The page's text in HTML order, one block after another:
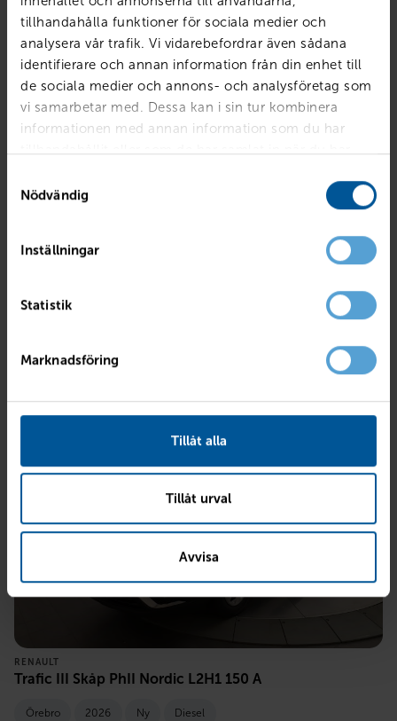
tillhandahålla funktioner för sociala medier och
analysera vår trafik. Vi vidarebefordrar även sådana
identifierare och annan information från din enhet till
de sociala medier och annons- och analysföretag som
vi samarbetar med. Dessa kan i sin tur kombinera
informationen med annan information som du har
tillhandahållit eller som de har samlat in när du har
Nödvändig
Inställningar
Statistik
Marknadsföring
Tillåt alla
Tillåt urval
Avvisa
139 800kr
RENAULT
Trafic III Skåp PhII Nordic L2H1 150 A
Örebro 2026 Ny Diesel